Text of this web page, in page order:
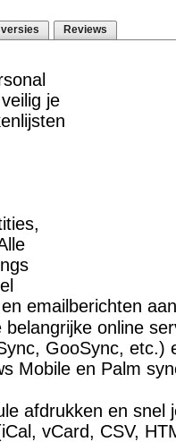
Reviews
je
emailberichten
online
GooSync, etc.)
Mobile en Palm
afdrukken en snel
vCard, CSV,